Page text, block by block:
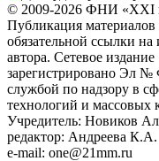
© 2009-2026 ФHИ «XXI
Публикация материалов
обязательной ссылки
автора. Сетевое
зарегистрировано Эл
службой по надзору в
технологий и массовых
Учредитель: Новиков
редактор: Андреева К.А.
e-mail: one@21mm.ru